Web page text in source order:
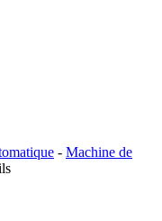
- Machine de